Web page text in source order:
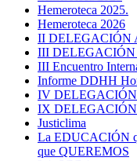
Hemeroteca 2025.
Hemeroteca 2026
II DELEGACIÓN
III
III Encuentro
Informe DDHH
IV
IX
Justiclima
La EDUCACIÓN
que QUEREMOS